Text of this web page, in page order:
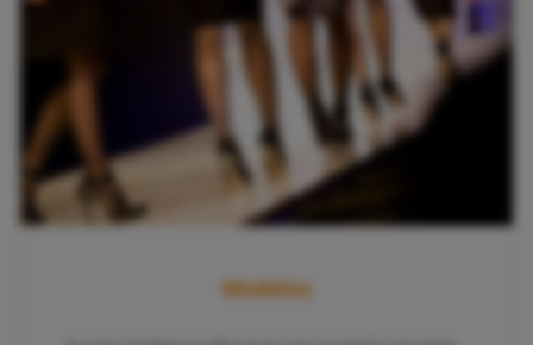
Modelos